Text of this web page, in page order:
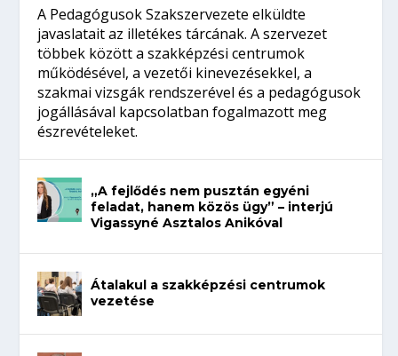
A Pedagógusok Szakszervezete elküldte
javaslatait az illetékes tárcának. A szervezet
többek között a szakképzési centrumok
működésével, a vezetői kinevezésekkel, a
szakmai vizsgák rendszerével és a pedagógusok
jogállásával kapcsolatban fogalmazott meg
észrevételeket.
„A fejlődés nem pusztán egyéni
feladat, hanem közös ügy” – interjú
Vigassyné Asztalos Anikóval
Átalakul a szakképzési centrumok
vezetése